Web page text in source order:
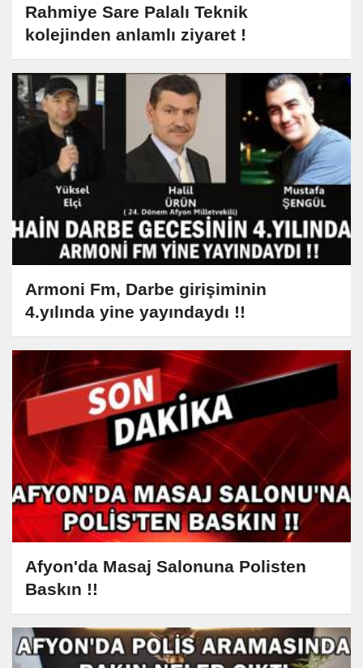
Rahmiye Sare Palalı Teknik
kolejinden anlamlı ziyaret !
Armoni Fm, Darbe girişiminin
4.yılında yine yayındaydı !!
Afyon'da Masaj Salonuna Polisten
Baskın !!